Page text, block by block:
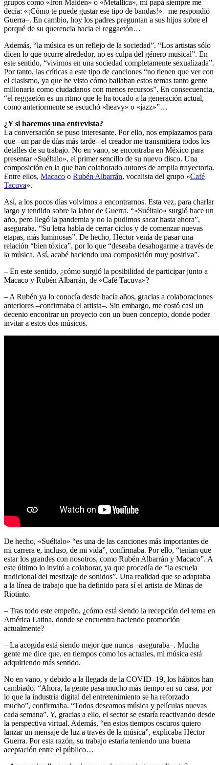
grupos como «Iron Maiden» o «Metallica», mi papá siempre me
decía: «¡Cómo te puede gustar ese tipo de bandas!» –me respondió
Guerra–. En cambio, hoy los padres preguntan a sus hijos sobre el
porqué de su querencia hacia el reggaetón…
Además, “la música es un reflejo de la sociedad”. “Los artistas sólo
dicen lo que ocurre alrededor, no es culpa del género musical”. En
este sentido, “vivimos en una sociedad completamente sexualizada”.
Por tanto, las críticas a este tipo de canciones “no tienen que ver con
el clasismo, ya que he visto cómo bailaban estos temas tanto gente
millonaria como ciudadanos con menos recursos”. En consecuencia,
“el reggaetón es un ritmo que le ha tocado a la generación actual,
como anteriormente se escuchó «heavy» o «jazz»”…
¿Y si hacemos una entrevista?
La conversación se puso interesante. Por ello, nos emplazamos para
que –un par de días más tarde– el creador me transmitiera todos los
detalles de su trabajo. No en vano, se encontraba en México para
presentar «Suéltalo», el primer sencillo de su nuevo disco. Una
composición en la que han colaborado autores de amplia trayectoria.
Entre ellos, Macaco o Rubén Albarrán, vocalista del grupo «Café
Tacuva».
Así, a los pocos días volvimos a encontrarnos. Esta vez, para charlar
largo y tendido sobre la labor de Guerra. “«Suéltalo» surgió hace un
año, pero llegó la pandemia y no la pudimos sacar hasta ahora”,
aseguraba. “Su letra habla de cerrar ciclos y de comenzar nuevas
etapas, más luminosas”. De hecho, Héctor venía de pasar una
relación “bien tóxica”, por lo que “deseaba desahogarme a través de
la música. Así, acabé haciendo una composición muy positiva”.
– En este sentido, ¿cómo surgió la posibilidad de participar junto a
Macaco y Rubén Albarrán, de «Café Tacuva»?
– A Rubén ya lo conocía desde hacía años, gracias a colaboraciones
anteriores –confirmaba el artista–. Sin embargo, me costó casi un
decenio encontrar un proyecto con un buen concepto, donde poder
invitar a estos dos músicos.
De hecho, «Suéltalo» “es una de las canciones más importantes de
mi carrera e, incluso, de mi vida”, confirmaba. Por ello, “tenían que
estar los grandes con nosotros, como Rubén Albarrán y Macaco”. A
este último lo invitó a colaborar, ya que procedía de “la escuela
tradicional del mestizaje de sonidos”. Una realidad que se adaptaba
a la línea de trabajo que ha definido para sí el artista de Minas de
Riotinto.
– Tras todo este empeño, ¿cómo está siendo la recepción del tema en
América Latina, donde se encuentra haciendo promoción
actualmente?
– La acogida está siendo mejor que nunca –aseguraba–. Mucha
gente me dice que, en tiempos como los actuales, mi música está
adquiriendo más sentido.
No en vano, y debido a la llegada de la COVID–19, los hábitos han
cambiado. “Ahora, la gente pasa mucho más tiempo en su casa, por
lo que la industria digital del entretenimiento se ha reforzado
mucho”, confirmaba. “Todos deseamos música y películas nuevas
cada semana”. Y, gracias a ello, el sector se estaría reactivando desde
la perspectiva virtual. Además, “en estos tiempos oscuros quiero
lanzar un mensaje de luz a través de la música”, explicaba Héctor
Guerra. Por esta razón, su trabajo estaría teniendo una buena
aceptación entre el público…